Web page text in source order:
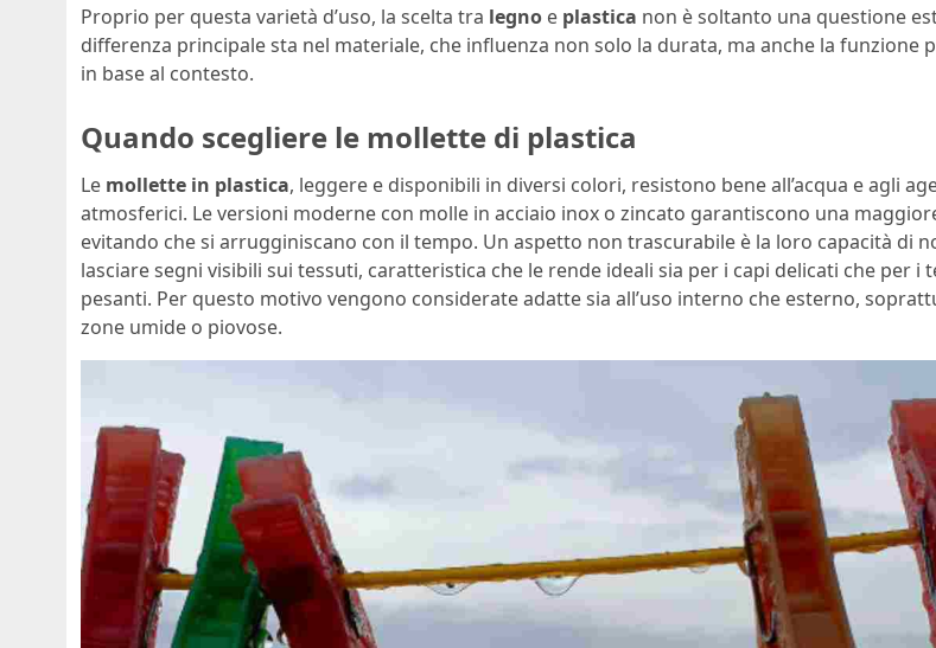
Proprio per questa varietà d’uso, la scelta tra legno e plastica non è soltanto una questione
differenza principale sta nel materiale, che influenza non solo la durata, ma anche la funzione
in base al contesto.
Quando scegliere le mollette di plastica
Le mollette in plastica, leggere e disponibili in diversi colori, resistono bene all’acqua e agli
atmosferici. Le versioni moderne con molle in acciaio inox o zincato garantiscono una
evitando che si arrugginiscano con il tempo. Un aspetto non trascurabile è la loro capacità di
lasciare segni visibili sui tessuti, caratteristica che le rende ideali sia per i capi delicati che per i
pesanti. Per questo motivo vengono considerate adatte sia all’uso interno che esterno,
zone umide o piovose.